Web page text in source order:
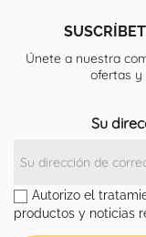
Únete a nuestra
ofertas y
Su
Autorizo el
productos y noticias